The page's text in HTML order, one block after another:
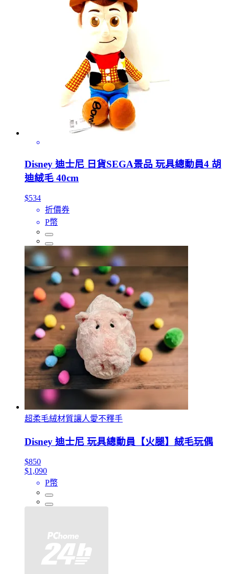
Disney 迪士尼 日貨SEGA景品 玩具總動員4 胡
迪絨毛 40cm
$534
折價券
P幣
超柔毛絨材質讓人愛不釋手
Disney 迪士尼 玩具總動員【火腿】絨毛玩偶
$850
$1,090
P幣